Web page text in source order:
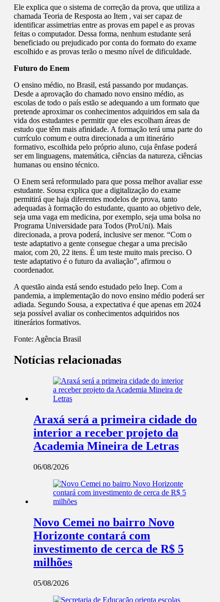
Ele explica que o sistema de correção da prova, que utiliza a
chamada Teoria de Resposta ao Item , vai ser capaz de
identificar assimetrias entre as provas em papel e as provas
feitas o computador. Dessa forma, nenhum estudante será
beneficiado ou prejudicado por conta do formato do exame
escolhido e as provas terão o mesmo nível de dificuldade.
Futuro do Enem
O ensino médio, no Brasil, está passando por mudanças.
Desde a aprovação do chamado novo ensino médio, as
escolas de todo o país estão se adequando a um formato que
pretende aproximar os conhecimentos adquiridos em sala da
vida dos estudantes e permitir que eles escolham áreas de
estudo que têm mais afinidade. A formação terá uma parte do
currículo comum e outra direcionada a um itinerário
formativo, escolhida pelo próprio aluno, cuja ênfase poderá
ser em linguagens, matemática, ciências da natureza, ciências
humanas ou ensino técnico.
O Enem será reformulado para que possa melhor avaliar esse
estudante. Sousa explica que a digitalização do exame
permitirá que haja diferentes modelos de prova, tanto
adequadas à formação do estudante, quanto ao objetivo dele,
seja uma vaga em medicina, por exemplo, seja uma bolsa no
Programa Universidade para Todos (ProUni). Mais
direcionada, a prova poderá, inclusive ser menor. “Com o
teste adaptativo a gente consegue chegar a uma precisão
maior, com 20, 22 itens. É um teste muito mais preciso. O
teste adaptativo é o futuro da avaliação”, afirmou o
coordenador.
A questão ainda está sendo estudado pelo Inep. Com a
pandemia, a implementação do novo ensino médio poderá ser
adiada. Segundo Sousa, a expectativa é que apenas em 2024
seja possível avaliar os conhecimentos adquiridos nos
itinerários formativos.
Fonte: Agência Brasil
Notícias relacionadas
Araxá será a primeira cidade do
interior a receber projeto da
Academia Mineira de Letras
06/08/2026
Novo Cemei no bairro Novo
Horizonte contará com
investimento de cerca de R$ 5
milhões
05/08/2026